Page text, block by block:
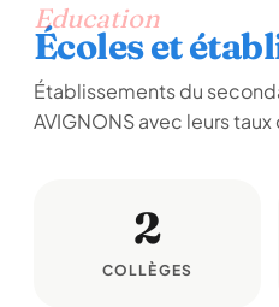
Education
Écoles et
Établissements du
AVIGNONS avec leurs
2
COLLÈGES